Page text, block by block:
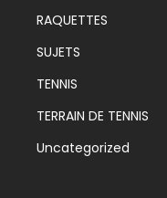
RAQUETTES
SUJETS
TENNIS
TERRAIN DE TENNIS
Uncategorized